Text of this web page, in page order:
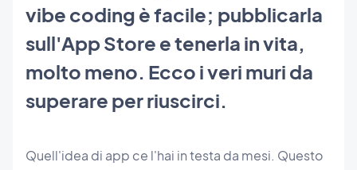
vibe coding è facile; pubblicarla
sull'App Store e tenerla in vita,
molto meno. Ecco i veri muri da
superare per riuscirci.
Quell'idea di app ce l'hai in testa da mesi. Questo